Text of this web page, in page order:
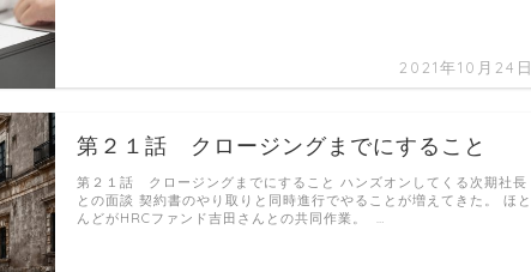
2021年10月24日
第２１話 クロージングまでにすること
第２１話 クロージングまでにすること ハンズオンしてくる次期社長
との面談 契約書のやり取りと同時進行でやることが増えてきた。 ほと
んどがHRCファンド吉田さんとの共同作業。 …